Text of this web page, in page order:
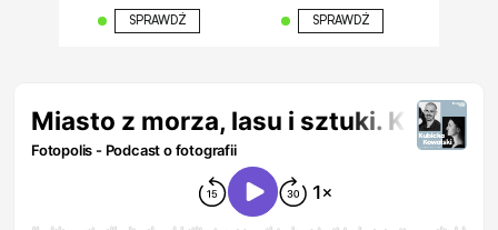
SPRAWDŹ SPRAWDŹ